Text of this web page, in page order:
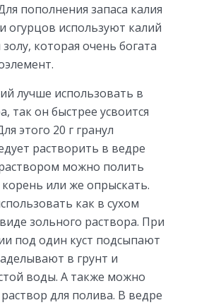
пополнения запаса калия
огурцов используют калий
которая очень богата
лучше использовать в
так он быстрее усвоится
этого 20 г гранул
растворить в ведре
можно полить
или же опрыскать.
как в сухом
зольного раствора. При
под один куст подсыпают
в грунт и
воды. А также можно
для полива. В ведре